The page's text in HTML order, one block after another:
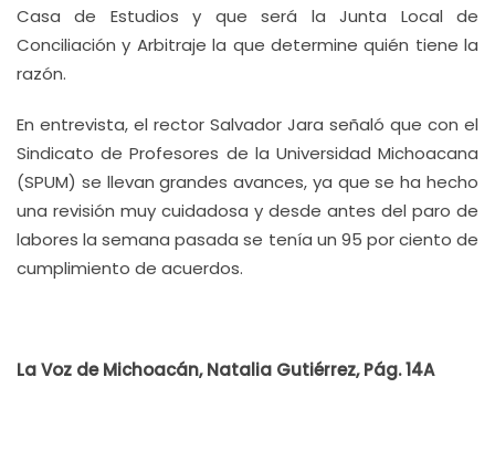
Casa de Estudios y que será la Junta Local de
Conciliación y Arbitraje la que determine quién tiene la
razón.
En entrevista, el rector Salvador Jara señaló que con el
Sindicato de Profesores de la Universidad Michoacana
(SPUM) se llevan grandes avances, ya que se ha hecho
una revisión muy cuidadosa y desde antes del paro de
labores la semana pasada se tenía un 95 por ciento de
cumplimiento de acuerdos.
La Voz de Michoacán, Natalia Gutiérrez, Pág. 14A